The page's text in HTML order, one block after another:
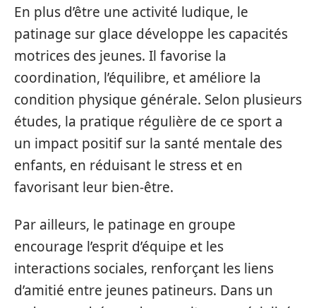
En plus d’être une activité ludique, le
patinage sur glace développe les capacités
motrices des jeunes. Il favorise la
coordination, l’équilibre, et améliore la
condition physique générale. Selon plusieurs
études, la pratique régulière de ce sport a
un impact positif sur la santé mentale des
enfants, en réduisant le stress et en
favorisant leur bien-être.
Par ailleurs, le patinage en groupe
encourage l’esprit d’équipe et les
interactions sociales, renforçant les liens
d’amitié entre jeunes patineurs. Dans un